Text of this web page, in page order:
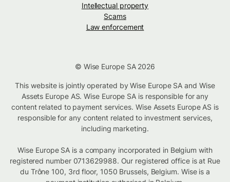
Intellectual property
Scams
Law enforcement
© Wise Europe SA 2026
This website is jointly operated by Wise Europe SA and Wise
Assets Europe AS. Wise Europe SA is responsible for any
content related to payment services. Wise Assets Europe AS is
responsible for any content related to investment services,
including marketing.
Wise Europe SA is a company incorporated in Belgium with
registered number 0713629988. Our registered office is at Rue
du Trône 100, 3rd floor, 1050 Brussels, Belgium. Wise is a